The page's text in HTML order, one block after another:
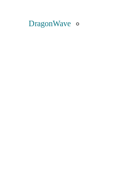
DragonWave